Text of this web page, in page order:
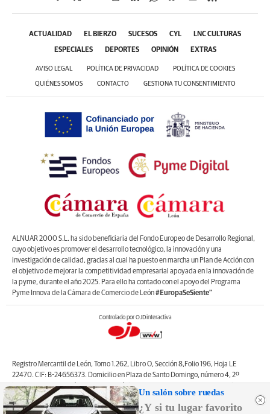
ACTUALIDAD EL BIERZO SUCESOS CYL LNC CULTURAS
ESPECIALES DEPORTES OPINIÓN EXTRAS
AVISO LEGAL POLÍTICA DE PRIVACIDAD POLÍTICA DE COOKIES
QUIÉNES SOMOS CONTACTO GESTIONA TU CONSENTIMIENTO
ALNUAR 2000 S.L. ha sido beneficiaria del Fondo Europeo de Desarrollo Regional,
cuyo objetivo es promover el desarrollo tecnológico, la innovación y una
investigación de calidad, gracias al cual ha puesto en marcha un Plan de Acción con
el objetivo de mejorar la competitividad empresarial apoyada en la innovación de
la pyme, durante el año 2025. Para ello ha contado con el apoyo del Programa
Pyme Innova de la Cámara de Comercio de León#EuropaSeSiente”
Controlado por OJDinteractiva
Registro Mercantil de León, Tomo 1.262, Libro O, Sección 8,Folio 196, Hoja LE
22470. CIF: B-24656373. Domicilio en Plaza de Santo Domingo, número 4, 2º
izquierda, 24001, León. Correo electrónico de contacto: web@lanuevacronica.com.
Copyright © ALNUAR 2000 S.L. (LA NUEVA CRÓNICA). Incluye contenidos de la
empresa, de empresas del grupo o de terceros.
Un salón sobre ruedas
¿Y si tu lugar favorito